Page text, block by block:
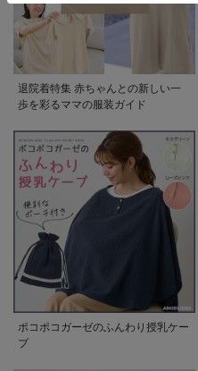
ックワンピース
マタニティ・授乳
服
¥6,028(税込)
退院着特集 赤ちゃんとの新しい一
歩を彩るママの服装ガイド
ポコポコガーゼのふんわり授乳ケー
プ